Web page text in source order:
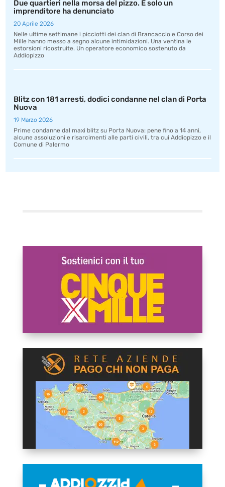
Due quartieri nella morsa del pizzo. E solo un
imprenditore ha denunciato
20 Aprile 2026
Nelle ultime settimane i picciotti dei clan di Brancaccio e Corso dei
Mille hanno messo a segno alcune intimidazioni. Una ventina le
estorsioni ricostruite. Un operatore economico sostenuto da
Addiopizzo
Blitz con 181 arresti, dodici condanne nel clan di Porta
Nuova
19 Marzo 2026
Prime condanne dal maxi blitz su Porta Nuova: pene fino a 14 anni,
alcune assoluzioni e risarcimenti alle parti civili, tra cui Addiopizzo e il
Comune di Palermo